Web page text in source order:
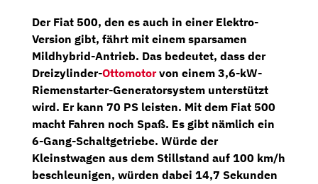
Der Fiat 500, den es auch in einer Elektro-
Version gibt, fährt mit einem sparsamen
Mildhybrid-Antrieb. Das bedeutet, dass der
Dreizylinder-Ottomotorvon einem 3,6-kW-
Riemenstarter-Generatorsystem unterstützt
wird. Er kann 70 PS leisten. Mit dem Fiat 500
macht Fahren noch Spaß. Es gibt nämlich ein
6-Gang-Schaltgetriebe. Würde der
Kleinstwagen aus dem Stillstand auf 100 km/h
beschleunigen, würden dabei 14,7 Sekunden